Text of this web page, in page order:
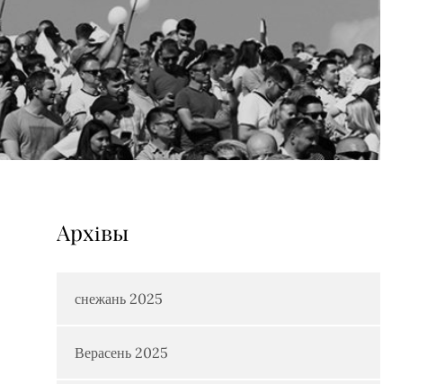
Архiвы
снежань 2025
Верасень 2025